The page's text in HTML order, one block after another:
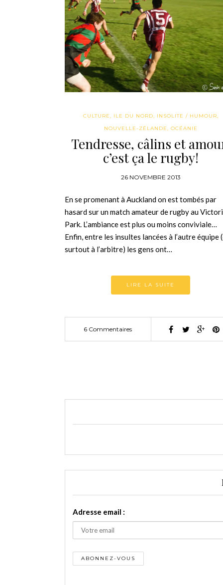
CULTURE, ILE DU NORD, INSOLITE / HUMOUR,
NOUVELLE-ZÉLANDE, OCÉANIE
Tendresse, câlins et
c’est ça le rugby!
26 NOVEMBRE 2013
En se promenant à Auckland on est tombés par
hasard sur un match amateur de rugby au
Park. L’ambiance est plus ou moins conviviale…
Enfin, entre les insultes lancées à l’autre équipe
surtout à l’arbitre) les gens ont…
LIRE LA SUITE
6 Commentaires
Adresse email :